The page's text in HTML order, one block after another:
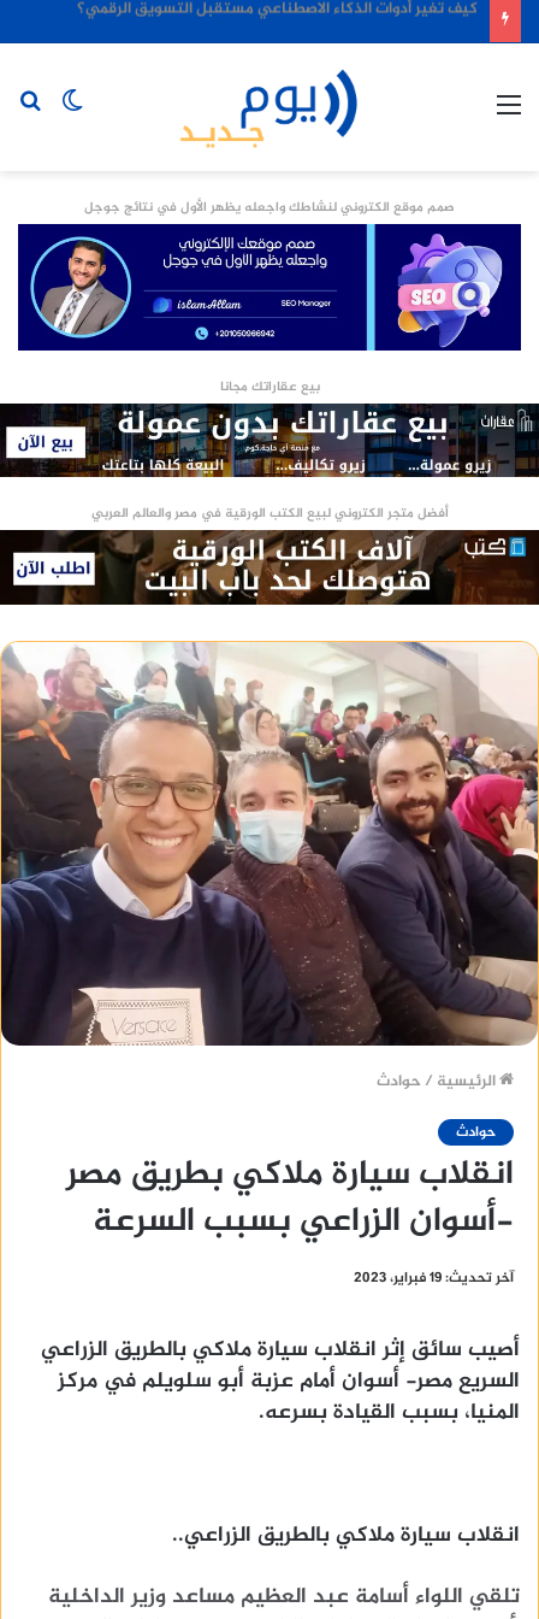
كيف تغير أدوات الذكاء الاصطناعي مستقبل التسويق الرقمي؟
الوضع
صمم موقع الكتروني لنشاطك واجعله يظهر الأول في نتائج جوجل
بيع عقاراتك مجانا
أفضل متجر الكتروني لبيع الكتب الورقية في مصر والعالم العربي
الرئيسية / حوادث
حوادث
انقلاب سيارة ملاكي بطريق مصر
-أسوان الزراعي بسبب السرعة
آخر تحديث: 19 فبراير، 2023
أصيب سائق إثر انقلاب سيارة ملاكي بالطريق الزراعي
السريع مصر- أسوان أمام عزبة أبو سلويلم في مركز
المنيا، بسبب القيادة بسرعه.
انقلاب سيارة ملاكي بالطريق الزراعي..
تلقي اللواء أسامة عبد العظيم مساعد وزير الداخلية